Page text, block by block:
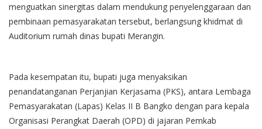
menguatkan sinergitas dalam mendukung penyelenggaraan dan
pembinaan pemasyarakatan tersebut, berlangsung khidmat di
Auditorium rumah dinas bupati Merangin.
Pada kesempatan itu, bupati juga menyaksikan
penandatanganan Perjanjian Kerjasama (PKS), antara Lembaga
Pemasyarakatan (Lapas) Kelas II B Bangko dengan para kepala
Organisasi Perangkat Daerah (OPD) di jajaran Pemkab